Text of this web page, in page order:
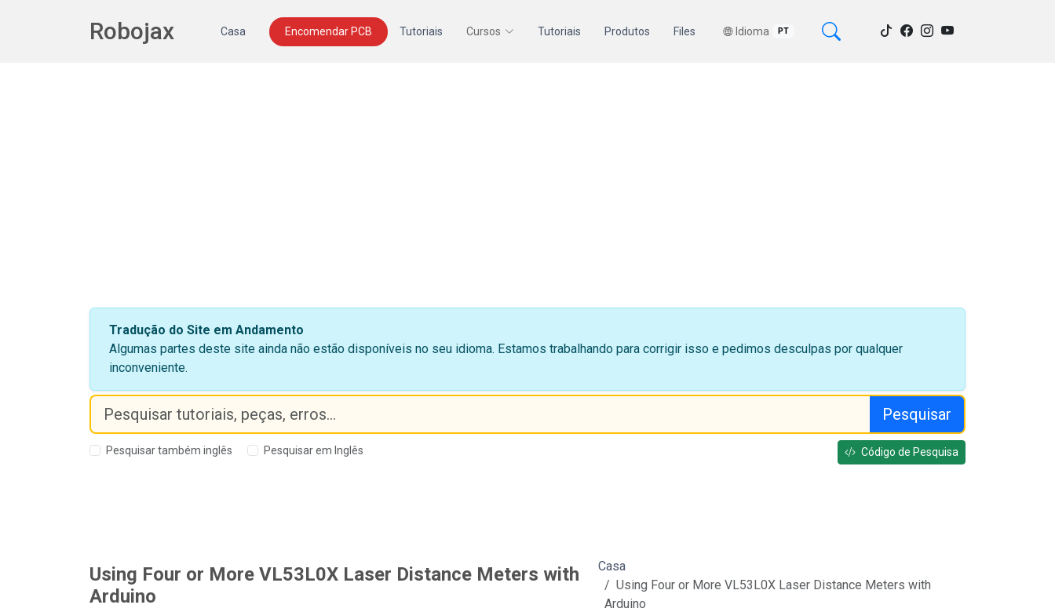
Robojax Casa Encomendar PCB Tutoriais Cursos Tutoriais Produtos Files Idioma PT
Tradução do Site em Andamento
Algumas partes deste site ainda não estão disponíveis no seu idioma. Estamos trabalhando para corrigir isso e pedimos desculpas por qualquer
inconveniente.
Pesquisar
Pesquisar também inglês Pesquisar em Inglês Código de Pesquisa
Using Four or More VL53L0X Laser Distance Meters with
Arduino
Casa
Using Four or More VL53L0X Laser Distance Meters with
Arduino